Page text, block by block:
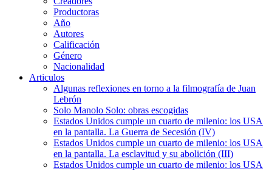
Productoras
Año
Autores
Calificación
Género
Nacionalidad
Articulos
Algunas reflexiones en torno a la filmografía de Juan
Lebrón
Solo Manolo Solo: obras escogidas
Estados Unidos cumple un cuarto de milenio: los USA
en la pantalla. La Guerra de Secesión (IV)
Estados Unidos cumple un cuarto de milenio: los USA
en la pantalla. La esclavitud y su abolición (III)
Estados Unidos cumple un cuarto de milenio: los USA